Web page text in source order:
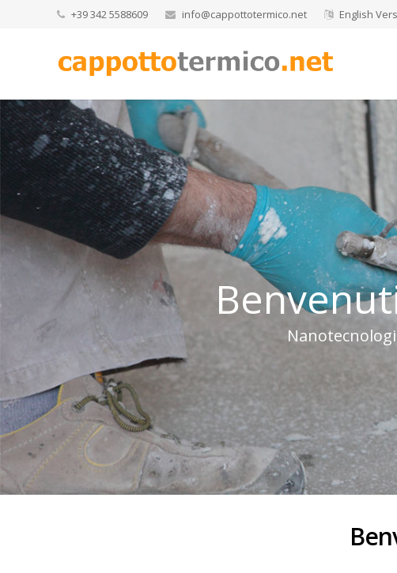
+39 342 5588609 info@cappottotermico.net English
Benvenut